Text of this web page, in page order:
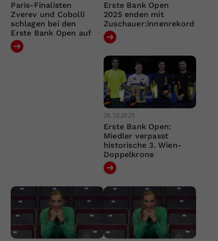
Paris-Finalisten
Zverev und Cobolli
schlagen bei den
Erste Bank Open auf
Erste Bank Open
2025 enden mit
Zuschauer:innenrekord
26.10.2025
Erste Bank Open:
Miedler verpasst
historische 3. Wien-
Doppelkrone